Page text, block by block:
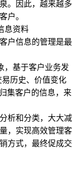
。因此，越来越多
户。
息资料
户信息的管理是最
，基于客户业务发
历史、价值变化
集客户的信息，来
析和分类，大大减
，实现高效管理客
方式，最终促成交